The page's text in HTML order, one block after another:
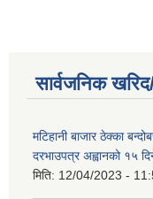
सार्वजनिक
मटिहानी बाजार ठेक्का
दरभाउपत्र अह्वानको १५
मिति: 12/04/2023 -